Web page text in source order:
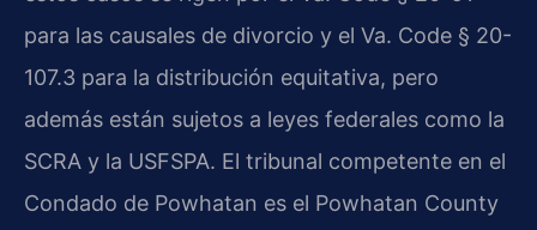
para las causales de divorcio y el Va. Code § 20-
107.3 para la distribución equitativa, pero
además están sujetos a leyes federales como la
SCRA y la USFSPA. El tribunal competente en el
Condado de Powhatan es el Powhatan County